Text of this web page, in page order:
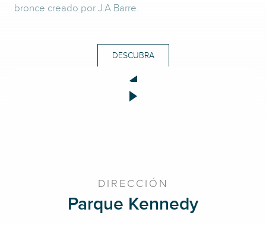
bronce creado por J.A Barre.
DESCUBRA
DIRECCIÓN
Parque Kennedy